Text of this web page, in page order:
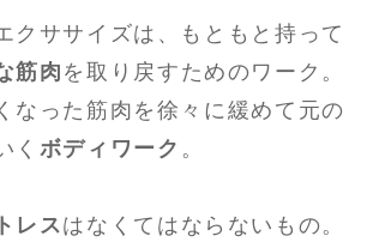
クササイズは、もともと持って
筋肉を取り戻すためのワーク。
なった筋肉を徐々に緩めて元の
く ボディワーク 。
レス はなくてはならないもの。